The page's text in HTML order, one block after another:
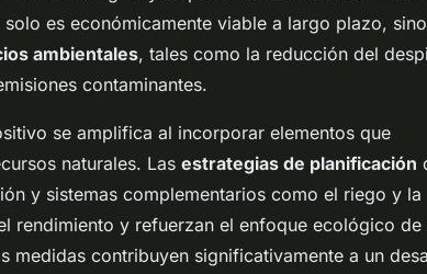
es económicamente viable a largo plazo,
ambientales, tales como la reducción del
contaminantes.
se amplifica al incorporar elementos que
naturales. Las estrategias de planificación
y sistemas complementarios como el riego y la
rendimiento y refuerzan el enfoque ecológico de
medidas contribuyen significativamente a un